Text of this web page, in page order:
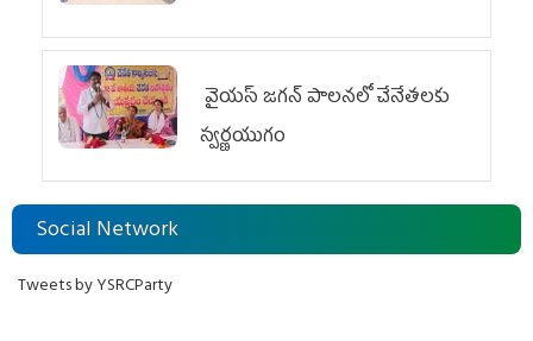
వైయ‌స్ జగన్ పాలనలో చేనేతలకు
స్వర్ణయుగం
Social Network
Tweets by YSRCParty